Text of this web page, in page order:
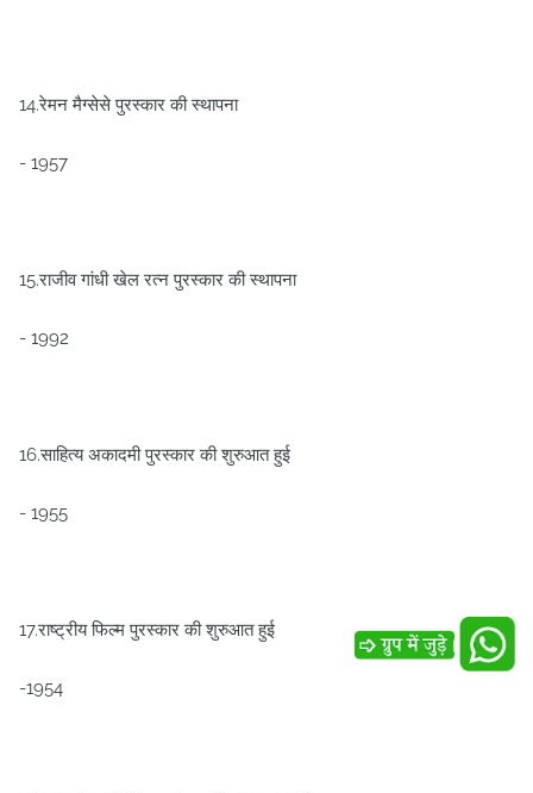
14.रेमन मैग्सेसे पुरस्कार की स्थापना
- 1957
15.राजीव गांधी खेल रत्न पुरस्कार की स्थापना
- 1992
16.साहित्य अकादमी पुरस्कार की शुरुआत हुई
- 1955
17.राष्ट्रीय फिल्म पुरस्कार की शुरुआत हुई
-1954